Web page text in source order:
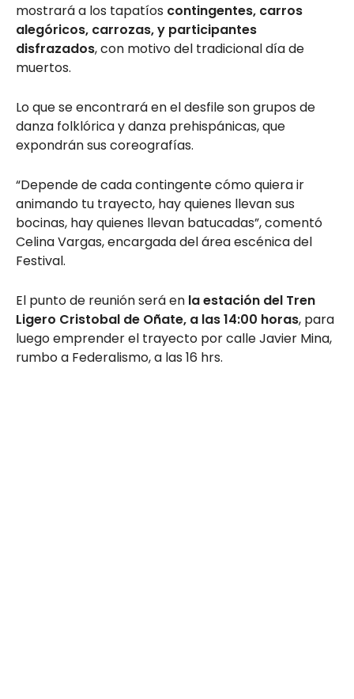
mostrará a los tapatíos contingentes, carros
alegóricos, carrozas, y participantes
disfrazados, con motivo del tradicional día de
muertos.
Lo que se encontrará en el desfile son grupos de
danza folklórica y danza prehispánicas, que
expondrán sus coreografías.
“Depende de cada contingente cómo quiera ir
animando tu trayecto, hay quienes llevan sus
bocinas, hay quienes llevan batucadas”, comentó
Celina Vargas, encargada del área escénica del
Festival.
El punto de reunión será en la estación del Tren
Ligero Cristobal de Oñate, a las 14:00 horas, para
luego emprender el trayecto por calle Javier Mina,
rumbo a Federalismo, a las 16 hrs.